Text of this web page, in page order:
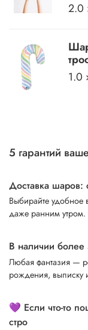
2.0
1.0
5 гарантий
Доставка
Выбирайте
даже ранним утром.
В наличии
Любая фантазия —
рождения, выписку
💜 Если что-то
стро